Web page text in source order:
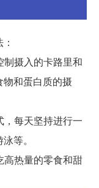
制摄入的卡路里和
和蛋白质的摄
每天坚持进行一
等。
高热量的零食和甜